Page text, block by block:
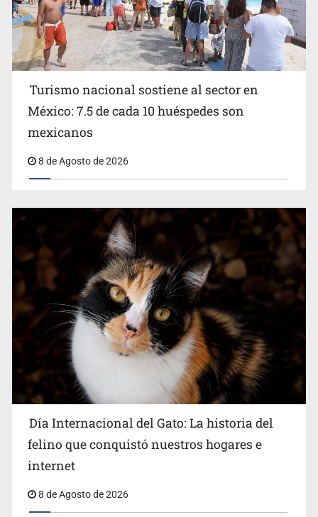
Belinda se corona como la más bella de 2026 en People
Turismo nacional sostiene al sector en
México: 7.5 de cada 10 huéspedes son
mexicanos
8 de Agosto de 2026
Día Internacional del Gato: La historia del
felino que conquistó nuestros hogares e
internet
8 de Agosto de 2026